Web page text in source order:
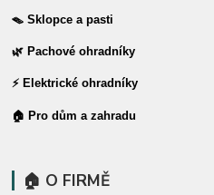
🪤 Sklopce a pasti
🌿 Pachové ohradníky
⚡ Elektrické ohradníky
🏠 Pro dům a zahradu
🏠 O FIRMĚ